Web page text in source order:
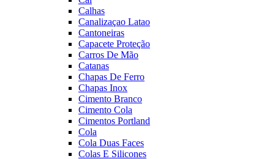
Calhas
Canalizaçao Latao
Cantoneiras
Capacete Proteção
Carros De Mão
Catanas
Chapas De Ferro
Chapas Inox
Cimento Branco
Cimento Cola
Cimentos Portland
Cola
Cola Duas Faces
Colas E Silicones